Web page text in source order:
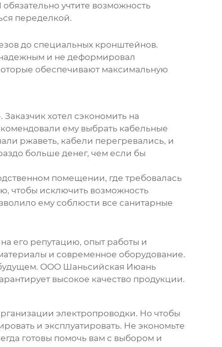
учтите возможность
переделкой.
до специальных кронштейнов.
и не деформировал
обеспечивают максимальную
хотел сэкономить на
ему выбрать кабельные
ржаветь, кабели перегревались, и
больше денег, чем если бы
помещении, где требовалась
чтобы исключить возможность
ему соблюсти все санитарные
его репутацию, опыт работы и
и современное оборудование.
будущем. ООО Шаньсийская Июань
высокое качество продукции.
электропроводки. Но чтобы
и эксплуатировать. Не экономьте
готовы помочь вам с выбором и